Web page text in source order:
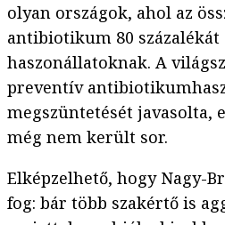
olyan országok, ahol az
antibiotikum 80 százalékát
haszonállatoknak. A
preventív
megszüntetését javasolta,
még nem került sor.
Elképzelhető, hogy Nagy-
fog: bár több szakértő is